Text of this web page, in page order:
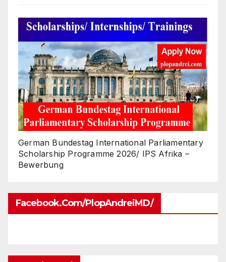
German Bundestag International Parliamentary
Scholarship Programme 2026/ IPS Afrika –
Bewerbung
Facebook.com/PlopAndreiMD/